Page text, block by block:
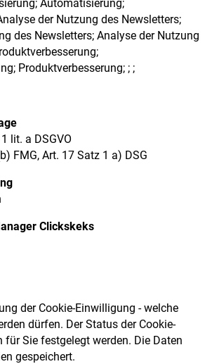
der Nutzung des Newsletters;
des Newsletters; Analyse der Nutzung
Produktverbesserung; ; ;
lit. a DSGVO
FMG, Art. 17 Satz 1 a) DSG
Clickskeks
der Cookie-Einwilligung - welche
dürfen. Der Status der Cookie-
für Sie festgelegt werden. Die Daten
gespeichert.